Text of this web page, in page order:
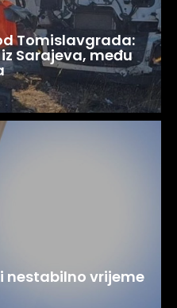
Tomislavgrada:
Sarajeva, među
nestabilno vrijeme